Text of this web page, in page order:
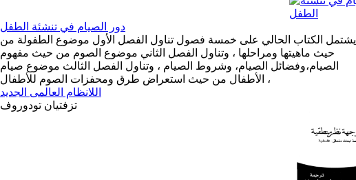
دور الصيام في تنشئة الطفل
يشتمل الكتاب الحالي على خمسة فصول تناول الفصل الأول موضوع الطفولة من
حيث ماهيتها ومراحلها ، وتناول الفصل الثاني موضوع الصوم من حيث مفهوم
الصيام،وفضائل الصيام، وشروط الصيام ، وتناول الفصل الثالث موضوع صيام
الأطفال من حيث استعراض طرق ومحفزات الصوم للأطفال ،
اللانظام العالمى الجديد
تزفتيان تودوروف